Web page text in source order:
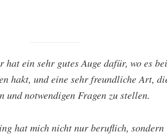
hat ein sehr gutes Auge dafür, wo es
hakt, und eine sehr freundliche Art,
und notwendigen Fragen zu stellen.
hat mich nicht nur beruflich, sondern